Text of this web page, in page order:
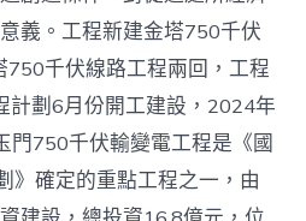
義。工程新建金塔750千伏
千伏線路工程兩回，工程
計劃6月份開工建設，2024年
門750千伏輸變電工程是《國
》確定的重點工程之一，由